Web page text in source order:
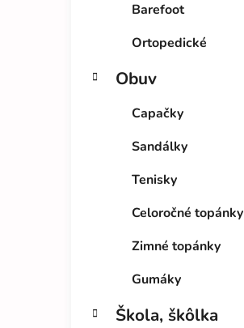
Barefoot
Ortopedické
Obuv
Capačky
Sandálky
Tenisky
Celoročné topánky
Zimné topánky
Gumáky
Škola, škôlka